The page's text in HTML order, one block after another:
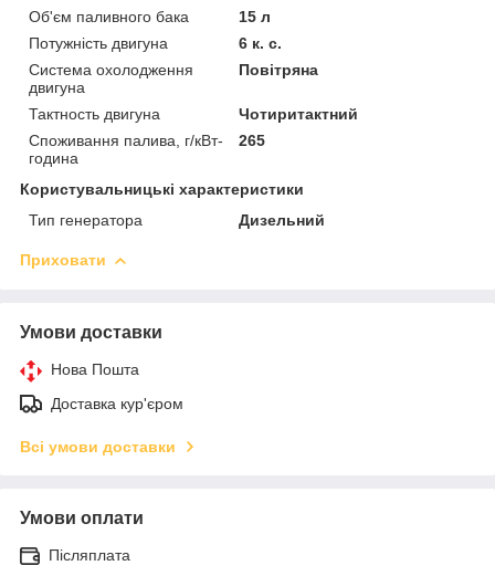
Об'єм паливного бака
15 л
Потужність двигуна
6 к. с.
Система охолодження
двигуна
Повітряна
Тактность двигуна
Чотиритактний
Споживання палива, г/кВт-
година
265
Користувальницькі характеристики
Тип генератора
Дизельний
Приховати
Умови доставки
Нова Пошта
Доставка кур'єром
Всі умови доставки
Умови оплати
Післяплата